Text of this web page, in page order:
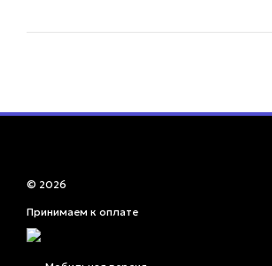
© 2026
Принимаем к оплате